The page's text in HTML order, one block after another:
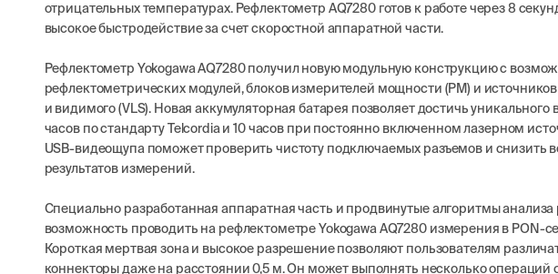
отрицательных температурах. Рефлектометр AQ7280 готов к работе через 8
высокое быстродействие за счет скоростной аппаратной части.
Рефлектометр Yokogawa AQ7280 получил новую модульную конструкцию с
рефлектометрических модулей, блоков измерителей мощности (PM) и источников
и видимого (VLS). Новая аккумуляторная батарея позволяет достичь
часов по стандарту Telcordia и 10 часов при постоянно включенном лазерном
USB-видеощупа поможет проверить чистоту подключаемых разъемов и снизить
результатов измерений.
Специально разработанная аппаратная часть и продвинутые алгоритмы
возможность проводить на рефлектометре Yokogawa AQ7280 измерения в PON-
Короткая мертвая зона и высокое разрешение позволяют пользователям
коннекторы даже на расстоянии 0,5 м. Он может выполнять несколько операций